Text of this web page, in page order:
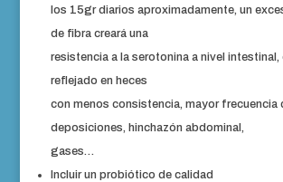
los 15gr diarios aproximadamente, un
de fibra creará una
resistencia a la serotonina a nivel intestinal,
reflejado en heces
con menos consistencia, mayor frecuencia
deposiciones, hinchazón abdominal,
gases…
Incluir un probiótico de calidad